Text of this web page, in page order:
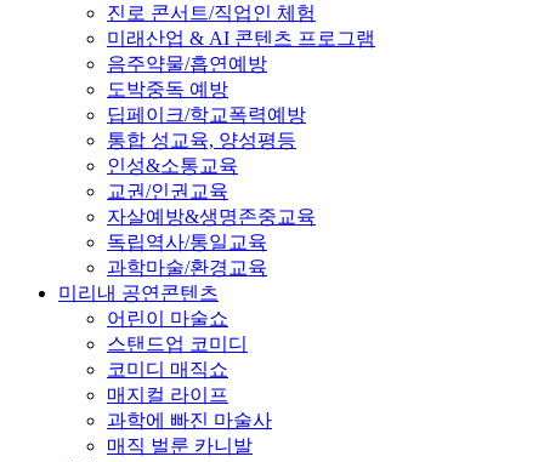
진로 콘서트/직업인 체험
미래산업 & AI 콘텐츠 프로그램
음주약물/흡연예방
도박중독 예방
딥페이크/학교폭력예방
통합 성교육, 양성평등
인성&소통교육
교권/인권교육
자살예방&생명존중교육
독립역사/통일교육
과학마술/환경교육
미리내 공연콘텐츠
어린이 마술쇼
스탠드업 코미디
코미디 매직쇼
매지컬 라이프
과학에 빠진 마술사
매직 벌룬 카니발